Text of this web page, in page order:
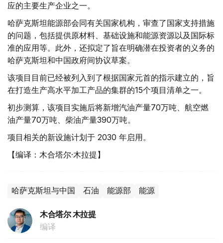
应的主要生产企业之一。
哈萨克斯坦能源部会同有关国家机构，审查了国家支持措施
的问题，包括提供原材料、基础设施和能源资源以及国际标
准的应用等。此外，还拟定了旨在明确潜在投资者的义务的
哈萨克斯坦和中国政府间协议草案。
该项目目前已经被列入到了根据国家元首的指示建立的，旨
在打造生产高水平加工产品的集群的15个项目清单之一。
初步测算，该项目实施后将新增汽油产量70万吨、航空燃
油产量70万吨、柴油产量390万吨。
项目相关的新设施计划于 2030 年启用。
【编译：木合塔尔·木拉提】
哈萨克斯坦与中国 石油 能源部 能源
木合塔尔 木拉提
编译